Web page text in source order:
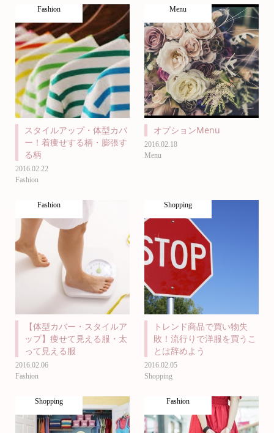
Fashion
スタイルアップ・体型カバ
ー！着痩せする柄・膨張す
る柄
2016.02.22
Fashion
Menu
オプションMenu
2016.02.18
Menu
Fashion
【体型カバー・スタイルア
ップ】痩せて見える服・太
って見える服
2016.02.06
Fashion
Shopping
トレンド商品で買い物失
敗！流行りで洋服を買うこ
とは辞めよう
2016.02.05
Shopping
Shopping Fashion